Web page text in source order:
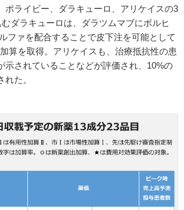
ポライビー、ダラキューロ、アリケイスの3
ダラキューロは、ダラツムマブにボルヒ
ファを配合することで皮下注を可能として
算を取得。アリケイスも、治療抵抗性の患
示されていることなどが評価され、10%の
た。